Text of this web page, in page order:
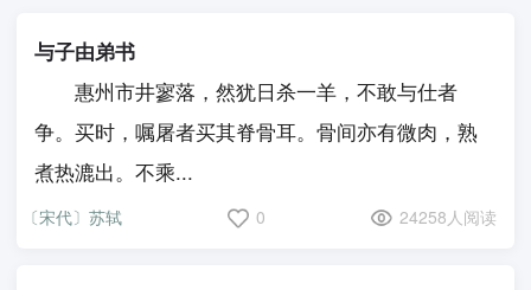
与子由弟书
惠州市井寥落，然犹日杀一羊，不敢与仕者
争。买时，嘱屠者买其脊骨耳。骨间亦有微肉，熟
煮热漉出。不乘...
〔宋代〕苏轼 0 24258人阅读